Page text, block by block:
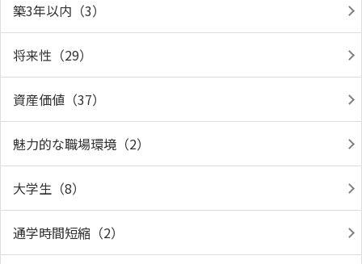
築3年以内（3）
将来性（29）
資産価値（37）
魅力的な職場環境（2）
大学生（8）
通学時間短縮（2）